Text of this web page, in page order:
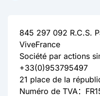
845 297 092 R.C.S.
ViveFrance
Société par actions
+33(0)953795497
21 place de la
Numéro de TVA：